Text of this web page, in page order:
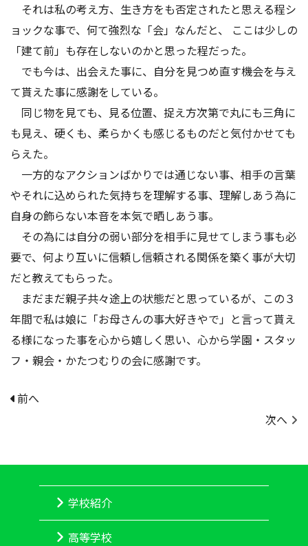
それは私の考え方、生き方をも否定されたと思える程シ
ョックな事で、何て強烈な「会」なんだと、 ここは少しの
「建て前」も存在しないのかと思った程だった。
でも今は、出会えた事に、自分を見つめ直す機会を与え
て貰えた事に感謝をしている。
同じ物を見ても、見る位置、捉え方次第で丸にも三角に
も見え、硬くも、柔らかくも感じるものだと気付かせても
らえた。
一方的なアクションばかりでは通じない事、相手の言葉
やそれに込められた気持ちを理解する事、理解しあう為に
自身の飾らない本音を本気で晒しあう事。
その為には自分の弱い部分を相手に見せてしまう事も必
要で、何より互いに信頼し信頼される関係を築く事が大切
だと教えてもらった。
まだまだ親子共々途上の状態だと思っているが、この３
年間で私は娘に「お母さんの事大好きやで」と言って貰え
る様になった事を心から嬉しく思い、心から学園・スタッ
フ・親会・かたつむりの会に感謝です。
前へ
次へ
学校紹介
高等学校